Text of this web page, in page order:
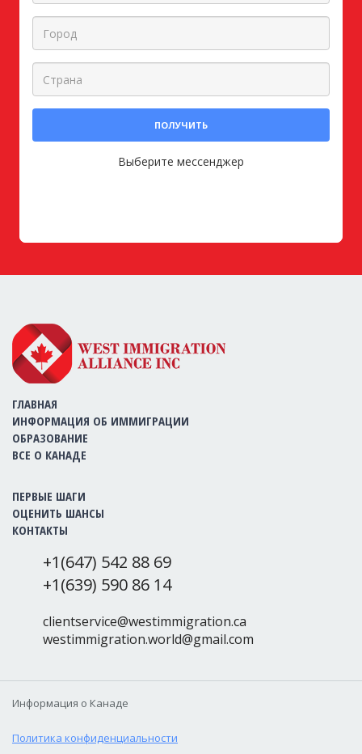
ПОЛУЧИТЬ
Выберите мессенджер
ГЛАВНАЯ
ИНФОРМАЦИЯ ОБ ИММИГРАЦИИ
ОБРАЗОВАНИЕ
ВСЕ О КАНАДЕ
ПЕРВЫЕ ШАГИ
ОЦЕНИТЬ ШАНСЫ
КОНТАКТЫ
+1(647) 542 88 69
+1(639) 590 86 14
clientservice@westimmigration.ca
westimmigration.world@gmail.com
Информация о Канаде
Политика конфиденциальности